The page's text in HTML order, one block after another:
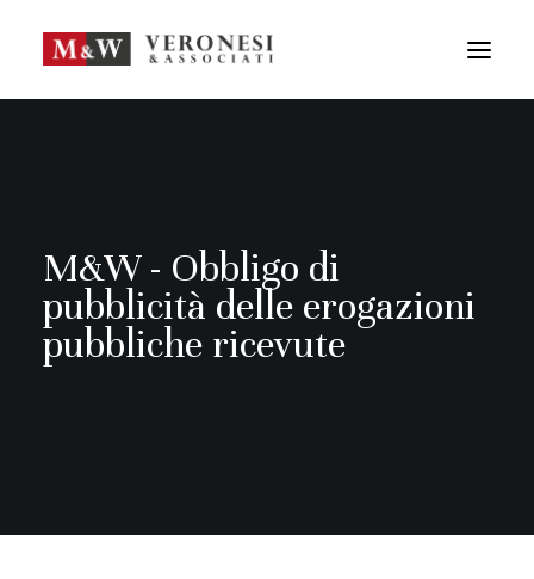
M&W STUDIO
SERVIZI
TEAM
DICONO DI NOI
CONTATTI
M&W - Obbligo di
pubblicità delle erogazioni
pubbliche ricevute